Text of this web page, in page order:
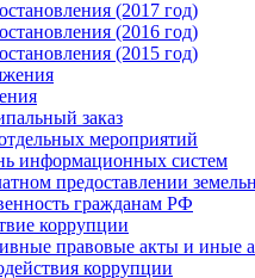
(2017 год)
(2016 год)
(2015 год)
заказ
мероприятий
информационных систем
предоставлении
гражданам РФ
коррупции
правовые акты и иные
коррупции